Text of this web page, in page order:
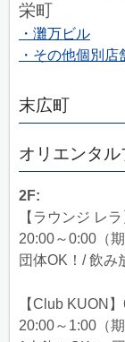
栄町
・灘万ビル
・その他個別店
末広町
オリエンタル
2F:
【ラウンジ レ
20:00～0:00（
団体OK！/ 飲み
【Club KUON
20:00～1:00（